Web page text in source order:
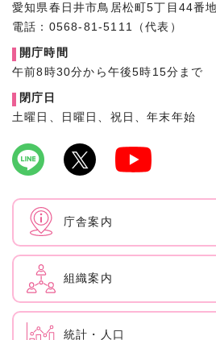
愛知県春日井市鳥居松町5丁目44番地
電話：0568-81-5111（代表）
開庁時間
午前8時30分から午後5時15分まで
閉庁日
土曜日、日曜日、祝日、年末年始
庁舎案内
組織案内
統計・人口